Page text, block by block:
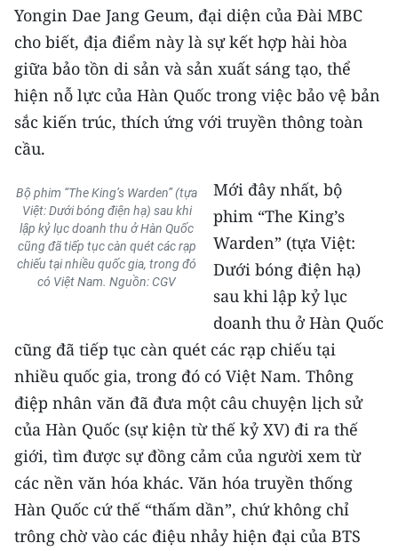
Yongin Dae Jang Geum, đại diện của Đài MBC
cho biết, địa điểm này là sự kết hợp hài hòa
giữa bảo tồn di sản và sản xuất sáng tạo, thể
hiện nỗ lực của Hàn Quốc trong việc bảo vệ bản
sắc kiến trúc, thích ứng với truyền thông toàn
cầu.
Bộ phim “The King’s Warden” (tựa
Việt: Dưới bóng điện hạ) sau khi
lập kỷ lục doanh thu ở Hàn Quốc
cũng đã tiếp tục càn quét các rạp
chiếu tại nhiều quốc gia, trong đó
có Việt Nam. Nguồn: CGV
Mới đây nhất, bộ
phim “The King’s
Warden” (tựa Việt:
Dưới bóng điện hạ)
sau khi lập kỷ lục
doanh thu ở Hàn Quốc
cũng đã tiếp tục càn quét các rạp chiếu tại
nhiều quốc gia, trong đó có Việt Nam. Thông
điệp nhân văn đã đưa một câu chuyện lịch sử
của Hàn Quốc (sự kiện từ thế kỷ XV) đi ra thế
giới, tìm được sự đồng cảm của người xem từ
các nền văn hóa khác. Văn hóa truyền thống
Hàn Quốc cứ thế “thấm dần”, chứ không chỉ
trông chờ vào các điệu nhảy hiện đại của BTS